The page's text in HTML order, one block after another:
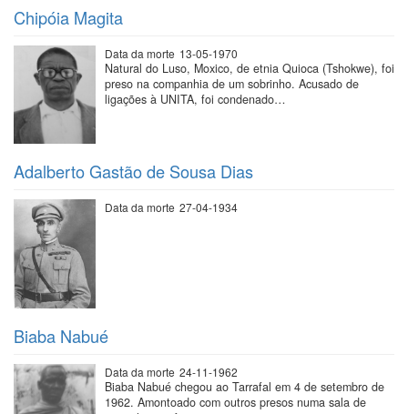
Chipóia Magita
Data da morte 13-05-1970
Natural do Luso, Moxico, de etnia Quioca (Tshokwe), foi
preso na companhia de um sobrinho. Acusado de
ligações à UNITA, foi condenado…
Adalberto Gastão de Sousa Dias
Data da morte 27-04-1934
Biaba Nabué
Data da morte 24-11-1962
Biaba Nabué chegou ao Tarrafal em 4 de setembro de
1962. Amontoado com outros presos numa sala de